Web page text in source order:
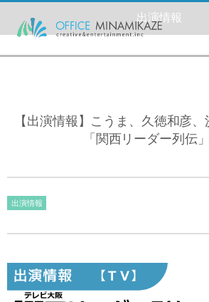
出演情報
【出演情報】こうま、久徳和彦
「関西リーダー列伝
出演情報